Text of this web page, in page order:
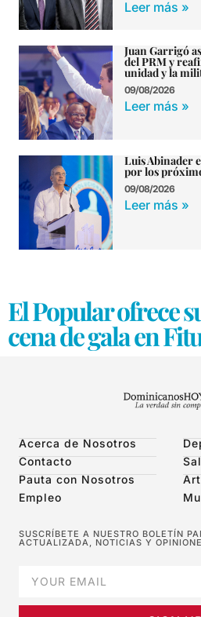
Leer más »
Juan Garrigó
del PRM y
unidad y la
09/08/2026
Leer más »
Luis Abinader
por los
09/08/2026
Leer más »
El Popular ofrece
cena de gala en
Acerca de Nosotros
Contacto
Pauta con Nosotros
Empleo
SUSCRÍBETE A NUESTRO BOLETÍN
ACTUALIZADA, NOTICIAS Y